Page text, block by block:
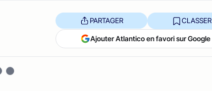
PARTAGER CLASSER
Ajouter Atlantico en favori sur Google